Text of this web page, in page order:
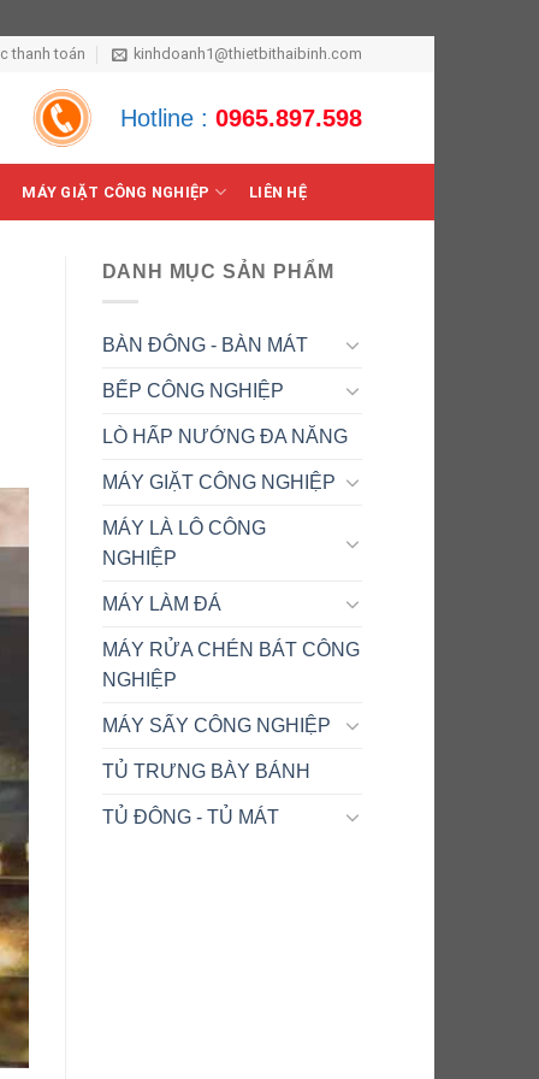
thanh toán kinhdoanh1@thietbithaibinh.com
Hotline : 0965.897.598
MÁY GIẶT CÔNG NGHIỆP LIÊN HỆ
DANH MỤC SẢN PHẨM
BÀN ĐÔNG - BÀN MÁT
BẾP CÔNG NGHIỆP
LÒ HẤP NƯỚNG ĐA NĂNG
MÁY GIẶT CÔNG NGHIỆP
MÁY LÀ LÔ CÔNG
NGHIỆP
MÁY LÀM ĐÁ
MÁY RỬA CHÉN BÁT CÔNG
NGHIỆP
MÁY SẤY CÔNG NGHIỆP
TỦ TRƯNG BÀY BÁNH
TỦ ĐÔNG - TỦ MÁT